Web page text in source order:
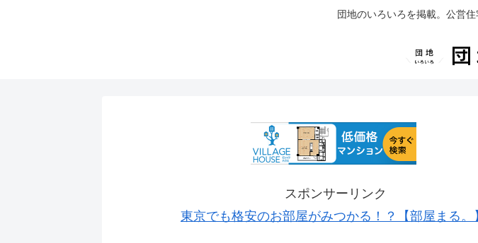
団地のいろいろを掲載。公営
スポンサーリンク
東京でも格安のお部屋がみつかる！？【部屋まる。